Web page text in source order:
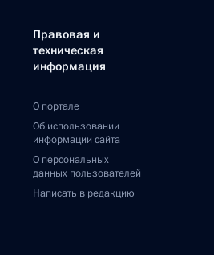
Правовая и
техническая
информация
О портале
Об использовании
информации сайта
О персональных
данных пользователей
Написать в редакцию